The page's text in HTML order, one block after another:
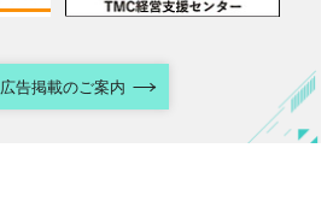
広告掲載のご案内